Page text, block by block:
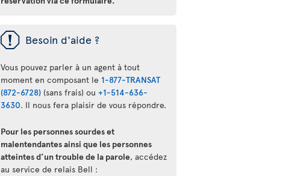
ü Besoin d'aide ?
Vous pouvez parler à un agent à tout
moment en composant le 1-877-TRANSAT
(872-6728) (sans frais) ou+1-514-636-
3630. Il nous fera plaisir de vous répondre.
Pour les personnes sourdes et
malentendantes ainsi que les personnes
atteintes d’un trouble de la parole, accédez
au service de relais Bell :